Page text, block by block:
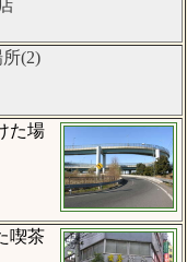
(2)
た場
喫茶